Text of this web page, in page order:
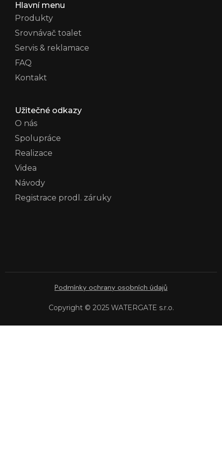
Hlavní menu
Produkty
Srovnávač toalet
Servis & reklamace
FAQ
Kontakt
Užitečné odkazy
O nás
Spolupráce
Realizace
Videa
Návody
Registrace prodl. záruky
Copyright © 2025 WATERGATE s.r.o.
Podmínky ochrany osobních údajů